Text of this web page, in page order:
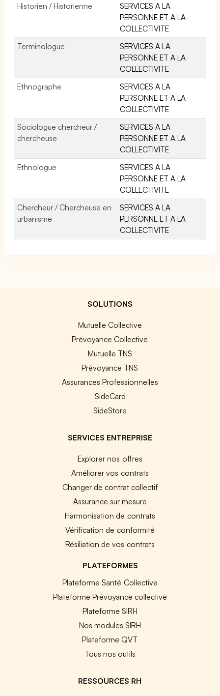
Historien / Historienne
SERVICES A LA
PERSONNE ET A LA
COLLECTIVITE
Terminologue
SERVICES A LA
PERSONNE ET A LA
COLLECTIVITE
Ethnographe
SERVICES A LA
PERSONNE ET A LA
COLLECTIVITE
Sociologue chercheur /
chercheuse
SERVICES A LA
PERSONNE ET A LA
COLLECTIVITE
Ethnologue
SERVICES A LA
PERSONNE ET A LA
COLLECTIVITE
Chercheur / Chercheuse en
urbanisme
SERVICES A LA
PERSONNE ET A LA
COLLECTIVITE
SOLUTIONS
Mutuelle Collective
Prévoyance Collective
Mutuelle TNS
Prévoyance TNS
Assurances Professionnelles
SideCard
SideStore
SERVICES ENTREPRISE
Explorer nos offres
Améliorer vos contrats
Changer de contrat collectif
Assurance sur mesure
Harmonisation de contrats
Vérification de conformité
Résiliation de vos contrats
PLATEFORMES
Plateforme Santé Collective
Plateforme Prévoyance collective
Plateforme SIRH
Nos modules SIRH
Plateforme QVT
Tous nos outils
RESSOURCES RH